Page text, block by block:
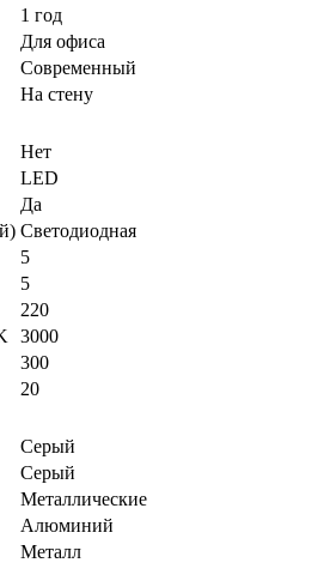
1 год
Для офиса
Современный
На стену
Нет
LED
Да
Светодиодная
5
5
220
3000
300
20
Серый
Серый
Металлические
Алюминий
Металл